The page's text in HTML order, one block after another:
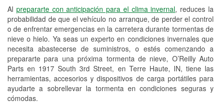
Al prepararte con anticipación para el clima invernal, reduces la
probabilidad de que el vehículo no arranque, de perder el control
o de enfrentar emergencias en la carretera durante tormentas de
nieve o hielo. Ya seas un experto en condiciones invernales que
necesita abastecerse de suministros, o estés comenzando a
prepararte para una próxima tormenta de nieve, O’Reilly Auto
Parts en 1917 South 3rd Street, en Terre Haute, IN, tiene las
herramientas, accesorios y dispositivos de carga portátiles para
ayudarte a sobrellevar la tormenta en condiciones seguras y
cómodas.
Snowstorm Supplies
Tornado Supplies
Conoce más